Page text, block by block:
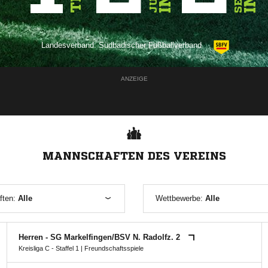
Landesverband:Südbadischer Fußballverband
ANZEIGE
MANNSCHAFTEN DES VEREINS
Alle Wettbewerbe: Alle
Herren - SG Markelfingen/​BSV N. Radolfz. 2
Kreisliga C - Staffel 1 | Freundschaftsspiele